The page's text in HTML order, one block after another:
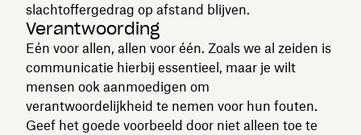
slachtoffergedrag op afstand blijven.
Verantwoording
Eén voor allen, allen voor één. Zoals we al zeiden is
communicatie hierbij essentieel, maar je wilt
mensen ook aanmoedigen om
verantwoordelijkheid te nemen voor hun fouten.
Geef het goede voorbeeld door niet alleen toe te